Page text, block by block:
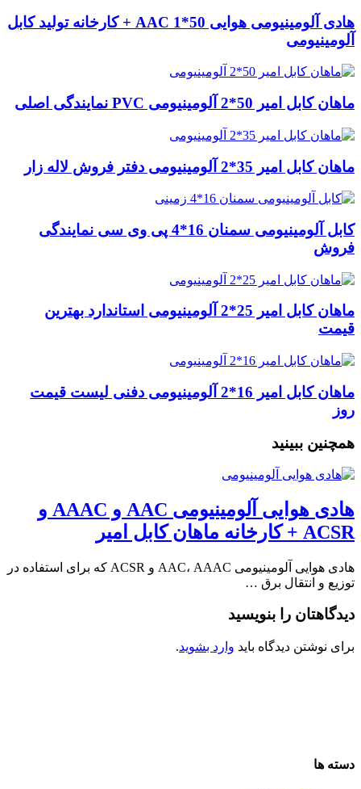
هادی آلومینیومی هوایی 50*1 AAC + کارخانه تولید کابل
آلومینیومی
ماهان کابل امیر 50*2 آلومینیومی PVC نمایندگی اصلی
ماهان کابل امیر 35*2 آلومینیومی دفتر فروش لاله زار
کابل آلومینیومی سمنان 16*4 پی وی سی نمایندگی
فروش
ماهان کابل امیر 25*2 آلومینیومی استاندارد بهترین
قیمت
ماهان کابل امیر 16*2 آلومینیومی دفنی لیست قیمت
روز
همچنین ببینید
هادی هوایی آلومینیومی AAC و AAAC و
ACSR + کارخانه ماهان کابل امیر
هادی هوایی آلومینیومی AAC، AAAC و ACSR که برای استفاده در
توزیع و انتقال برق …
دیدگاهتان را بنویسید
برای نوشتن دیدگاه باید وارد بشوید.
دسته ها